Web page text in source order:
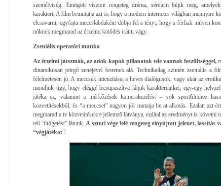
személyiség. Emögött viszont rengeteg dráma, sérelem bújik meg,
karaktert. A film bemutatja azt is, hogy a modern internetes világban mennyire
elcsavarni, egyfajta meccslabdaként dobja fel a tényt, hogy a férfiak milyen
nőknek megmarad az érzelmi kötődés iránti vágy.
Zseniális operatőri munka
Az érzelmi játszmák, az adok-kapok pillanatok tele vannak feszültséggel,
dinamikusan pörgő zenéjével festenek alá. Technikailag szintén zseniális a
félelmetesen jó. A meccsek intenzitása, a heves dialógusok, vagy akár az
mondjuk úgy, hogy eléggé lecsupaszítva látjuk karaktereinket, egy-egy
játéka ez, valamint a mérkőzések kamerakezelést – sok sportfilmhez
közvetítésekből, és “a meccset” nagyon jól mutatja be at alkotás. Ezalatt azt
megmarad a tv közvetítésekre jellemző látványa, ezáltal az eredményt is követni
teli “ütögetést” látunk. A sztori vége felé rengeteg elnyújtott jelenet, lassítás
“végjátékot”.